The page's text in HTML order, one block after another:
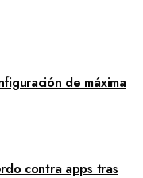
de máxima
contra apps tras